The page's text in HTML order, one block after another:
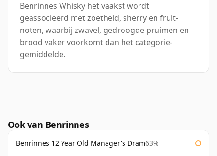
Benrinnes Whisky het vaakst wordt
geassocieerd met zoetheid, sherry en fruit-
noten, waarbij zwavel, gedroogde pruimen en
brood vaker voorkomt dan het categorie-
gemiddelde.
Ook van Benrinnes
Benrinnes 12 Year Old Manager's Dram63%